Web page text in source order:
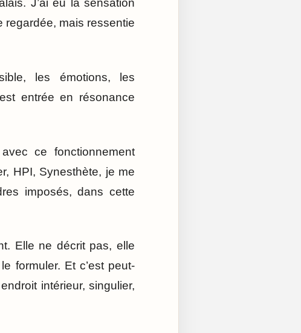
J’ai eu la sensation
regardée, mais ressentie
les émotions, les
entrée en résonance
ce fonctionnement
HPI, Synesthète, je me
imposés, dans cette
Elle ne décrit pas, elle
formuler. Et c’est peut-
intérieur, singulier,